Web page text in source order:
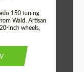
150 tuning
Wald, Artisan
inch wheels,